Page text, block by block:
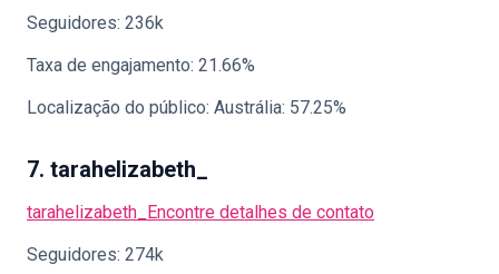
Seguidores: 236k
Taxa de engajamento: 21.66%
Localização do público: Austrália: 57.25%
7. tarahelizabeth_
tarahelizabeth_ Encontre detalhes de contato
Seguidores: 274k